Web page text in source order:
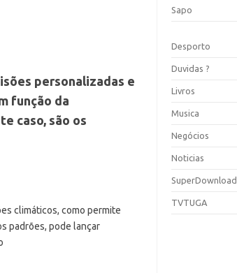
personalizadas e
função da
caso, são os
climáticos, como permite
padrões, pode lançar
Sapo
Desporto
Duvidas ?
Livros
Musica
Negócios
Noticias
SuperDownload
TVTUGA